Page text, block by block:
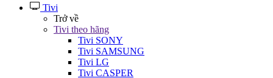
Tivi
Trở về
Tivi theo hãng
Tivi SONY
Tivi SAMSUNG
Tivi LG
Tivi CASPER